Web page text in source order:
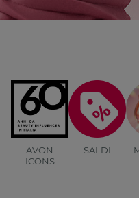
AVON
ICONS
SALDI